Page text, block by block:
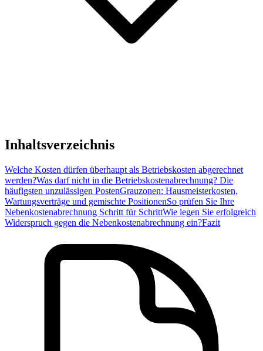
Inhaltsverzeichnis
Welche Kosten dürfen überhaupt als Betriebskosten abgerechnet
werden?Was darf nicht in die Betriebskostenabrechnung? Die
häufigsten unzulässigen PostenGrauzonen: Hausmeisterkosten,
Wartungsverträge und gemischte PositionenSo prüfen Sie Ihre
Nebenkostenabrechnung Schritt für SchrittWie legen Sie erfolgreich
Widerspruch gegen die Nebenkostenabrechnung ein?Fazit